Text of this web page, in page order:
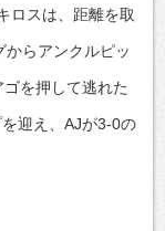
ロスは、距離を取
からアンクルピッ
を押して逃れた
迎え、AJが3-0の